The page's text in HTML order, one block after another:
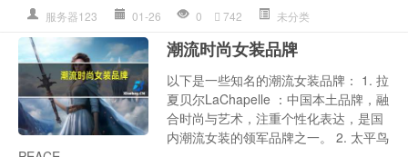
服务器123 01-26 0 742 未分类
潮流时尚女装品牌
以下是一些知名的潮流女装品牌： 1. 拉
夏贝尔LaChapelle ：中国本土品牌，融
合时尚与艺术，注重个性化表达，是国
内潮流女装的领军品牌之一。 2. 太平鸟